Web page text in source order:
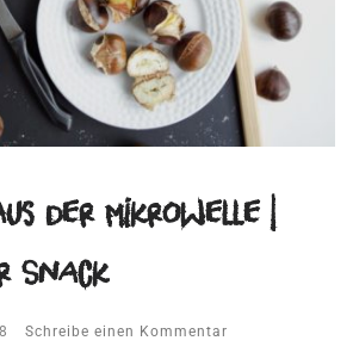
der Mikrowelle |
Snack
Schreibe einen Kommentar